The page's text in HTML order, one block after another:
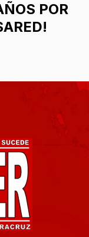
POR